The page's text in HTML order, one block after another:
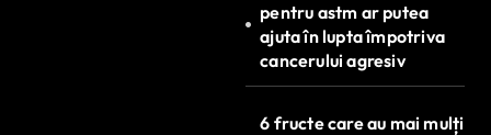
pentru astm ar putea
ajuta în lupta împotriva
cancerului agresiv
6 fructe care au mai mulți